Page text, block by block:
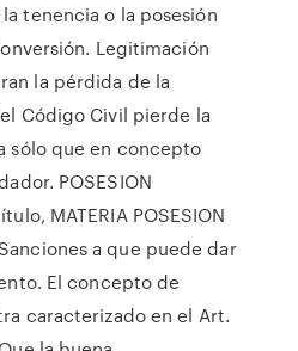
tenencia o la posesión
Legitimación
la pérdida de la
Código Civil pierde la
sólo que en concepto
POSESION
MATERIA POSESION
a que puede dar
El concepto de
caracterizado en el Art.